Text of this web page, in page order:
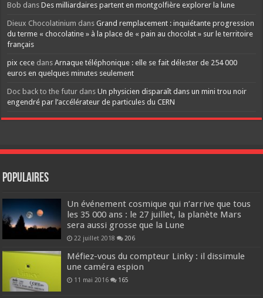
Bob dansDes milliardaires partent en montgolfière explorer la lune
Dieux Chocolatinium dansGrand remplacement : inquiétante progression
du terme « chocolatine » à la place de « pain au chocolat » sur le territoire
français
pix cece dansArnaque téléphonique : elle se fait délester de 254 000
euros en quelques minutes seulement
Doc back to the futur dansUn physicien disparaît dans un mini trou noir
engendré par l’accélérateur de particules du CERN
Populaires
Un événement cosmique qui n’arrive que tous
les 35 000 ans : le 27 juillet, la planète Mars
sera aussi grosse que la Lune
22 juillet 2018 206
Méfiez-vous du compteur Linky : il dissimule
une caméra espion
11 mai 2016 165